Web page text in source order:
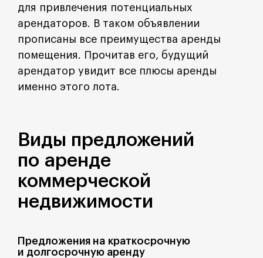
для привлечения потенциальных
арендаторов. В таком объявлении
прописаны все преимущества аренды
помещения. Прочитав его, будущий
арендатор увидит все плюсы аренды
именно этого лота.
Виды предложений
по аренде
коммерческой
недвижимости
Предложения на краткосрочную
и долгосрочную аренду